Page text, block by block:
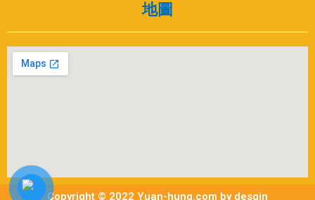
地圖
Copyright © 2022 Yuan-hung.com by desgin